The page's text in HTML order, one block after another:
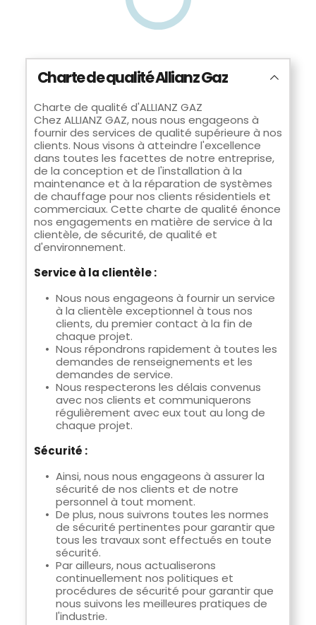
Charte de qualité Allianz Gaz
Charte de qualité d'ALLIANZ GAZ
Chez ALLIANZ GAZ, nous nous engageons à
fournir des services de qualité supérieure à nos
clients. Nous visons à atteindre l'excellence
dans toutes les facettes de notre entreprise,
de la conception et de l'installation à la
maintenance et à la réparation de systèmes
de chauffage pour nos clients résidentiels et
commerciaux. Cette charte de qualité énonce
nos engagements en matière de service à la
clientèle, de sécurité, de qualité et
d'environnement.
Service à la clientèle :
Nous nous engageons à fournir un service
à la clientèle exceptionnel à tous nos
clients, du premier contact à la fin de
chaque projet.
Nous répondrons rapidement à toutes les
demandes de renseignements et les
demandes de service.
Nous respecterons les délais convenus
avec nos clients et communiquerons
régulièrement avec eux tout au long de
chaque projet.
Sécurité :
Ainsi, nous nous engageons à assurer la
sécurité de nos clients et de notre
personnel à tout moment.
De plus, nous suivrons toutes les normes
de sécurité pertinentes pour garantir que
tous les travaux sont effectués en toute
sécurité.
Par ailleurs, nous actualiserons
continuellement nos politiques et
procédures de sécurité pour garantir que
nous suivons les meilleures pratiques de
l'industrie.